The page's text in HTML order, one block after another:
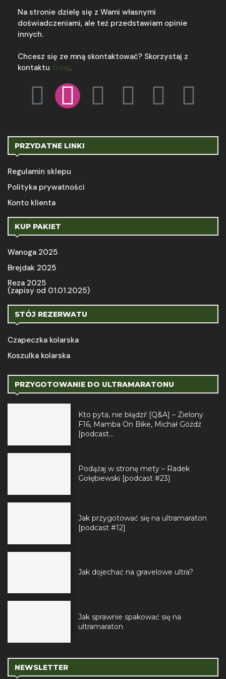
Na stronie dzielę się z Wami własnymi
doświadczeniami, ale też przedstawiam opinie
innych.
Chcesz się ze mną skontaktować? Skorzystaj z
kontaktu tutaj.
PRZYDATNE LINKI
Regulamin sklepu
Polityka prywatności
Konto klienta
KUP PAKIET
Wanoga 2025
Brejdak 2025
Reza 2025
(zapisy od 01.01.2025)
STÓJ REZERWATU
Czapeczka kolarska
Koszulka kolarska
PRZYGOTOWANIE DO ULTRAMARATONU
Kto pyta, nie błądzi! [Q&A] – Zielony
F16, Mamba On Bike, Michał Góźdź
[podcast...
Podążaj w stronę mety – Radek
Gołębiewski [podcast #23]
Jak przygotować się na ultramaraton
[podcast #12]
Jak dojechać na gravelowe ultra?
Jak sprawnie spakować się na
ultramaraton
NEWSLETTER